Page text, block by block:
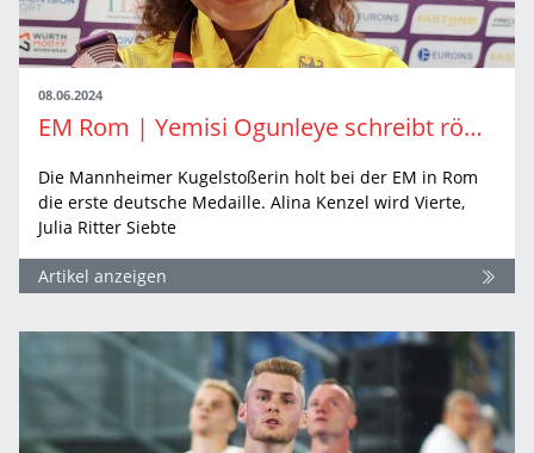
08.06.2024
EM Rom | Yemisi Ogunleye schreibt römische Geschichte
Die Mannheimer Kugelstoßerin holt bei der EM in Rom
die erste deutsche Medaille. Alina Kenzel wird Vierte,
Julia Ritter Siebte
Artikel anzeigen